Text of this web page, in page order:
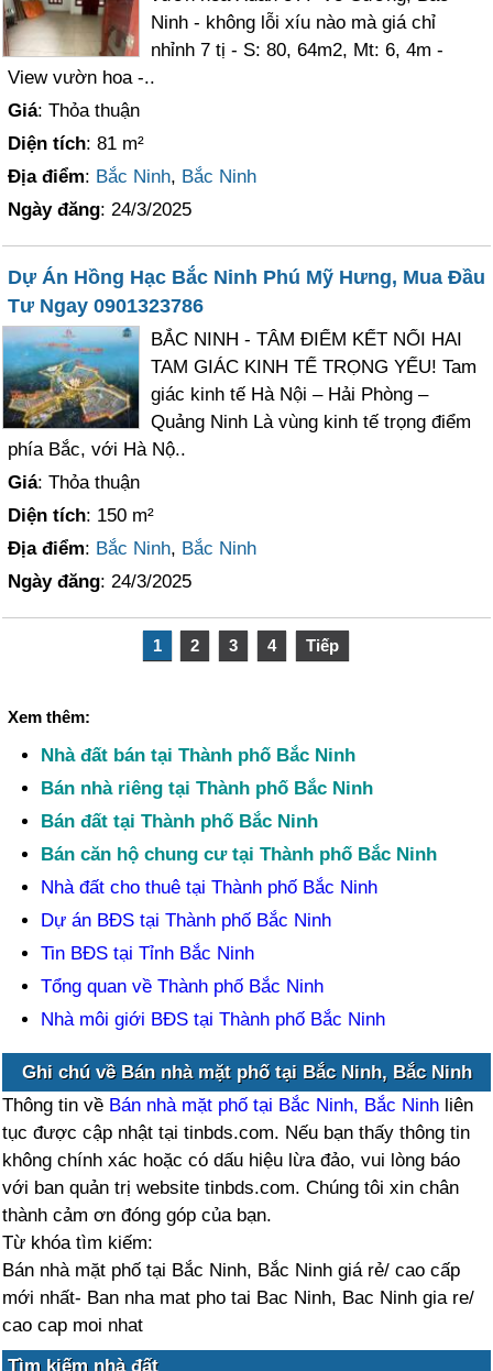
Ninh - không lỗi xíu nào mà giá chỉ
nhỉnh 7 tị - S: 80, 64m2, Mt: 6, 4m -
View vườn hoa -..
Giá: Thỏa thuận
Diện tích: 81 m²
Địa điểm: Bắc Ninh, Bắc Ninh
Ngày đăng: 24/3/2025
Dự Án Hồng Hạc Bắc Ninh Phú Mỹ Hưng, Mua Đầu
Tư Ngay 0901323786
BẮC NINH - TÂM ĐIỂM KẾT NỐI HAI
TAM GIÁC KINH TẾ TRỌNG YẾU! Tam
giác kinh tế Hà Nội – Hải Phòng –
Quảng Ninh Là vùng kinh tế trọng điểm
phía Bắc, với Hà Nộ..
Giá: Thỏa thuận
Diện tích: 150 m²
Địa điểm: Bắc Ninh, Bắc Ninh
Ngày đăng: 24/3/2025
1 2 3 4 Tiếp
Xem thêm:
Nhà đất bán tại Thành phố Bắc Ninh
Bán nhà riêng tại Thành phố Bắc Ninh
Bán đất tại Thành phố Bắc Ninh
Bán căn hộ chung cư tại Thành phố Bắc Ninh
Nhà đất cho thuê tại Thành phố Bắc Ninh
Dự án BĐS tại Thành phố Bắc Ninh
Tin BĐS tại Tỉnh Bắc Ninh
Tổng quan về Thành phố Bắc Ninh
Nhà môi giới BĐS tại Thành phố Bắc Ninh
Ghi chú về Bán nhà mặt phố tại Bắc Ninh, Bắc Ninh
Thông tin về Bán nhà mặt phố tại Bắc Ninh, Bắc Ninh liên
tục được cập nhật tại tinbds.com. Nếu bạn thấy thông tin
không chính xác hoặc có dấu hiệu lừa đảo, vui lòng báo
với ban quản trị website tinbds.com. Chúng tôi xin chân
thành cảm ơn đóng góp của bạn.
Từ khóa tìm kiếm:
Bán nhà mặt phố tại Bắc Ninh, Bắc Ninh giá rẻ/ cao cấp
mới nhất- Ban nha mat pho tai Bac Ninh, Bac Ninh gia re/
cao cap moi nhat
Tìm kiếm nhà đất